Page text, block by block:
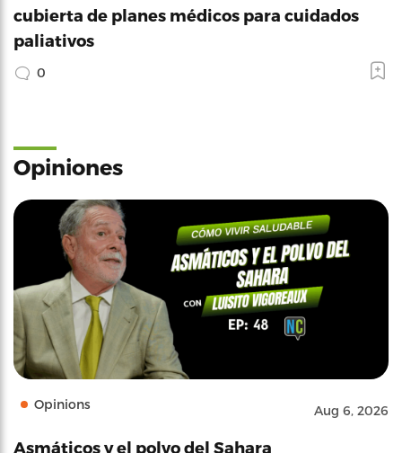
cubierta de planes médicos para cuidados
paliativos
0
Opiniones
Opinions Aug 6, 2026
Asmáticos y el polvo del Sahara